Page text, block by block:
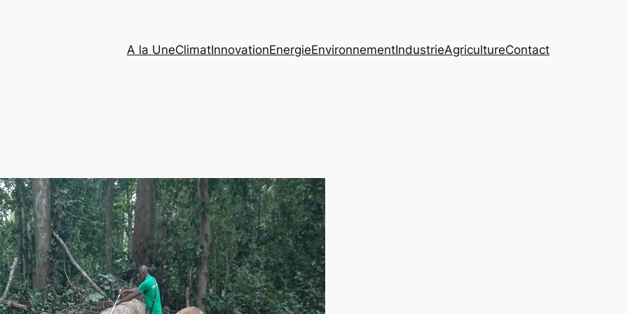
A la UneClimatInnovationEnergieEnvironnementIndustrieAgricultureContact